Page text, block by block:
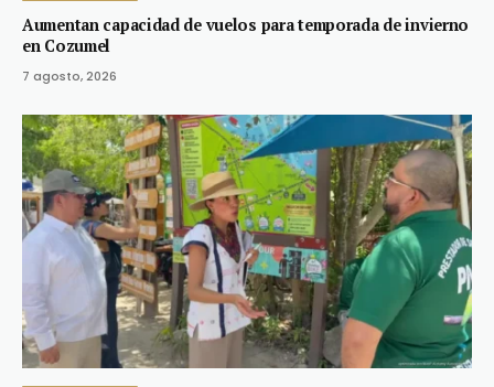
Aumentan capacidad de vuelos para temporada de invierno
en Cozumel
7 agosto, 2026